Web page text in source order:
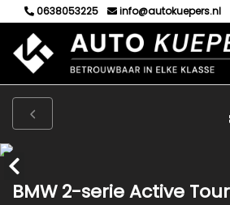
0638053225 info@autokuepers.nl
BMW 2-serie Active